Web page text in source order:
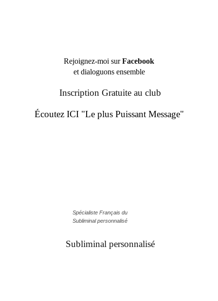
Rejoignez-moi surFacebook
et dialoguons ensemble
Inscription Gratuite au club
Écoutez ICI "Le plus Puissant Message"
Spécialiste Français du
Subliminal personnalisé
Subliminal personnalisé